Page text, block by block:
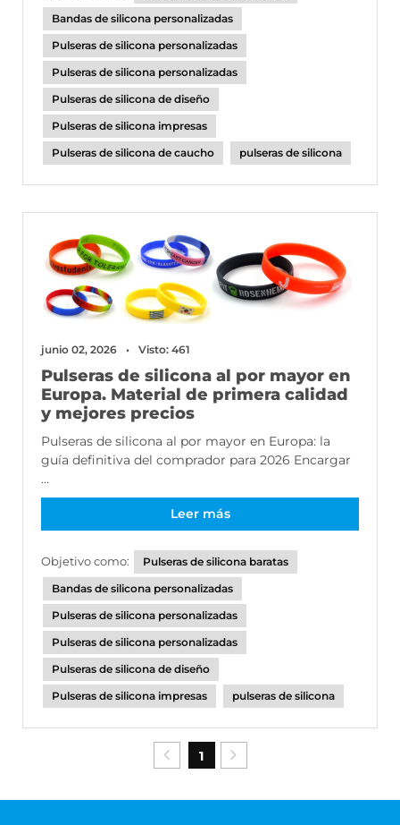
Bandas de silicona personalizadas
Pulseras de silicona personalizadas
Pulseras de silicona personalizadas
Pulseras de silicona de diseño
Pulseras de silicona impresas
Pulseras de silicona de caucho
pulseras de silicona
junio 02, 2026 Visto: 461
Pulseras de silicona al por mayor en
Europa. Material de primera calidad
y mejores precios
Pulseras de silicona al por mayor en Europa: la
guía definitiva del comprador para 2026 Encargar
...
Leer más
Objetivo como:
Pulseras de silicona baratas
Bandas de silicona personalizadas
Pulseras de silicona personalizadas
Pulseras de silicona personalizadas
Pulseras de silicona de diseño
Pulseras de silicona impresas
pulseras de silicona
1